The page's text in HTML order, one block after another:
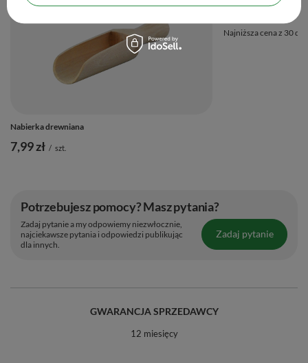
Nabierka drewniana
7,99 zł / szt.
11,13 zł
Najniższa cena z 30
Potrzebujesz pomocy? Masz pytania?
Zadaj pytanie a my odpowiemy niezwłocznie,
najciekawsze pytania i odpowiedzi publikując
dla innych.
Zadaj pytanie
GWARANCJA SPRZEDAWCY
12 miesięcy